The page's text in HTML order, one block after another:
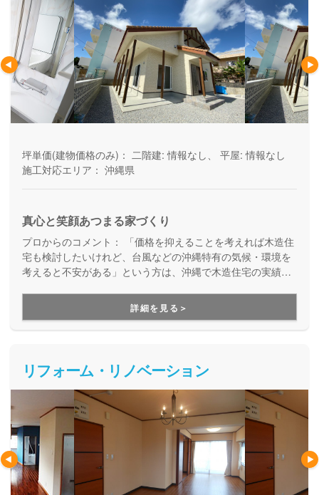
坪単価(建物価格のみ)： 二階建: 情報なし、 平屋: 情報なし
施工対応エリア： 沖縄県
真心と笑顔あつまる家づくり
プロからのコメント：
「価格を抑えることを考えれば木造住
宅も検討したいけれど、台風などの沖縄特有の気候・環境を
考えると不安がある」という方は、沖縄で木造住宅の実績を
来、「在来工法」と呼ばれるのは木造住宅が基本でありなが
ら、鉄筋コンクリート造が在来工法と呼ばれている沖縄。木
造住宅の良さを広めたいという思いで、沖縄の気候にも適応
詳細を見る＞
リフォーム・リノベーション